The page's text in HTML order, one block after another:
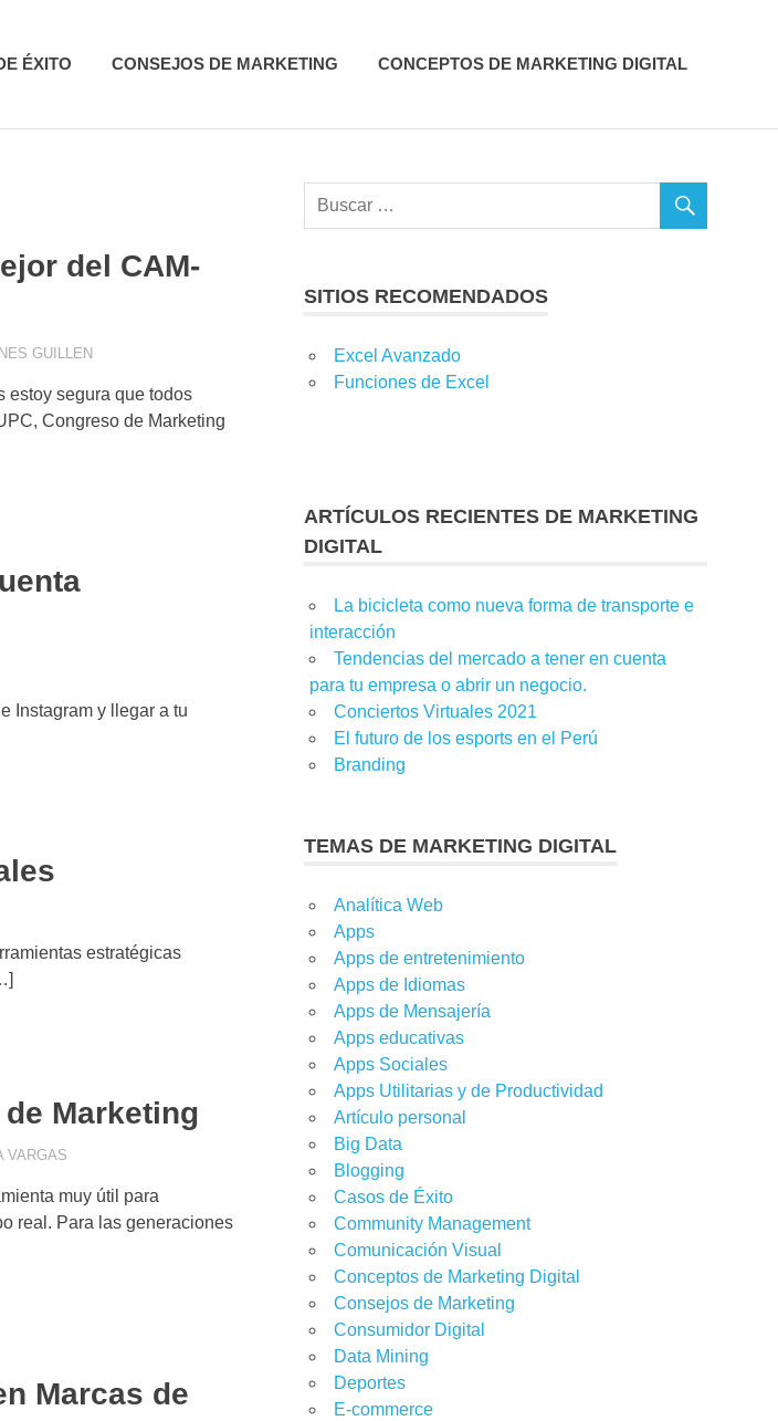
ÉXITO CONSEJOS DE MARKETING CONCEPTOS DE MARKETING DIGITAL
del CAM-
GUILLEN CONCEPTOS DE MARKETING DIGITAL
ESTRATEGIA COMERCIAL ,ESTRATEGIA DIGITAL
CAMPAÑAS,INSIGHT MARKETING DIGITAL
estoy segura que todos
Congreso de Marketing
CONCEPTOS DE MARKETING DIGITAL,CONSEJOS DE MARKETING
,INSIGHT MARKETING DIGITAL,INSTAGRAM
DE CONTENIDOS ,MOBILE MARKETING ,NEGOCIOS DIGITALES
Instagram y llegar a tu
APPS SOCIALES COMMUNITY MANAGEMENT
, NEGOCIOS DIGITALES
estratégicas
Marketing
VARGAS CASOS DE ÉXITO
FACEBOOK,GOOGLE ADWORDS
MARKETING DIGITAL
, MARKETING DE CONTENIDOS
(SEM),SEARCH ENGINE OPTIMIZATION (SEO),TWITTER,YOUTUBE
muy útil para
real. Para las generaciones
Marcas de
SITIOS RECOMENDADOS
Excel Avanzado
Funciones de Excel
ARTÍCULOS RECIENTES DE MARKETING
DIGITAL
La bicicleta como nueva forma de transporte e
interacción
Tendencias del mercado a tener en cuenta
para tu empresa o abrir un negocio.
Conciertos Virtuales 2021
El futuro de los esports en el Perú
Branding
TEMAS DE MARKETING DIGITAL
Analítica Web
Apps
Apps de entretenimiento
Apps de Idiomas
Apps de Mensajería
Apps educativas
Apps Sociales
Apps Utilitarias y de Productividad
Artículo personal
Big Data
Blogging
Casos de Éxito
Community Management
Comunicación Visual
Conceptos de Marketing Digital
Consejos de Marketing
Consumidor Digital
Data Mining
Deportes
E-commerce